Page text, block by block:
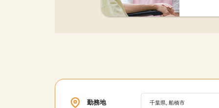
勤務地 千葉県, 船橋市